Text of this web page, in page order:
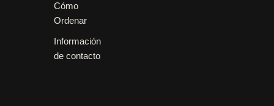
Cómo
Ordenar
Información
de contacto